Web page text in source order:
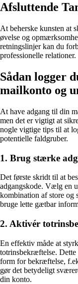
Afsluttende
At beherske kunsten at
øvelse og
retningslinjer kan du
professionelle relationer.
Sådan logger
mailkonto og
At have adgang til din
men det er vigtigt at
nogle vigtige tips til at
potentielle faldgruber.
1. Brug stærke
Det første skridt til at
adgangskode. Vælg en
kombination af store og
bruge lette gætbar
2. Aktivér
En effektiv måde at
totrinsbekræftelse.
form for bekræftelse,
gør det betydeligt
din konto.